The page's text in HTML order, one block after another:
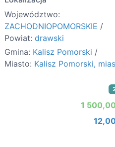
Województwo:
ZACHODNIOPOMORSKIE /
Powiat: drawski
Gmina: Kalisz Pomorski /
Miasto: Kalisz Pomorski,
1